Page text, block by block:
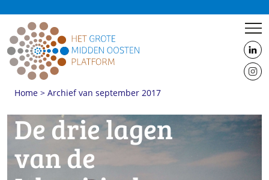
us
on
us
Home > Archief van september 2017
De drie lagen
van de